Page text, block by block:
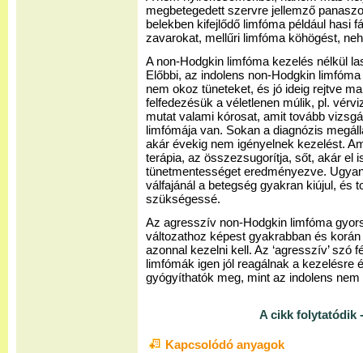
megbetegedett szervre jellemző
belekben kifejlődő limfóma például hasi
zavarokat, mellűri limfóma köhögést,
A non-Hodgkin limfóma kezelés nélkül
Előbbi, az indolens non-Hodgkin
nem okoz tüneteket, és jó ideig rejtve
felfedezésük a véletlenen múlik, pl.
mutat valami kórosat, amit tovább
limfómája van. Sokan a diagnózis
akár évekig nem igényelnek kezelést.
terápia, az összezsugorítja, sőt, akár el
tünetmentességet eredményezve.
válfajánál a betegség gyakran kiújul, és
szükségessé.
Az agresszív non-Hodgkin limfóma
változathoz képest gyakrabban és
azonnal kezelni kell. Az ‘agresszív’ szó
limfómák igen jól reagálnak a kezelésre
gyógyíthatók meg, mint az indolens
A cikk folytatódik
Kapcsolódó anyagok